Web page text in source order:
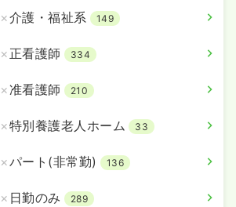
×介護・福祉系 149
× 正看護師 334
×准看護師 210
×特別養護老人ホーム 33
×パート(非常勤) 136
× 日勤のみ 289